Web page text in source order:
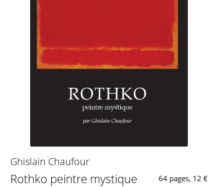
Ghislain Chaufour
Rothko peintre mystique 64 pages, 12 €